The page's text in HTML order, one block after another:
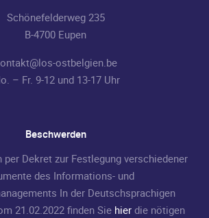
Schönefelderweg 235
B-4700 Eupen
ostbelgien.be
– Fr. 9-12 und 13-17 Uhr
Beschwerden
per Dekret zur Festlegung verschiedener
des Informations- und
In der Deutschsprachigen
21.02.2022 finden Sie hier die nötigen